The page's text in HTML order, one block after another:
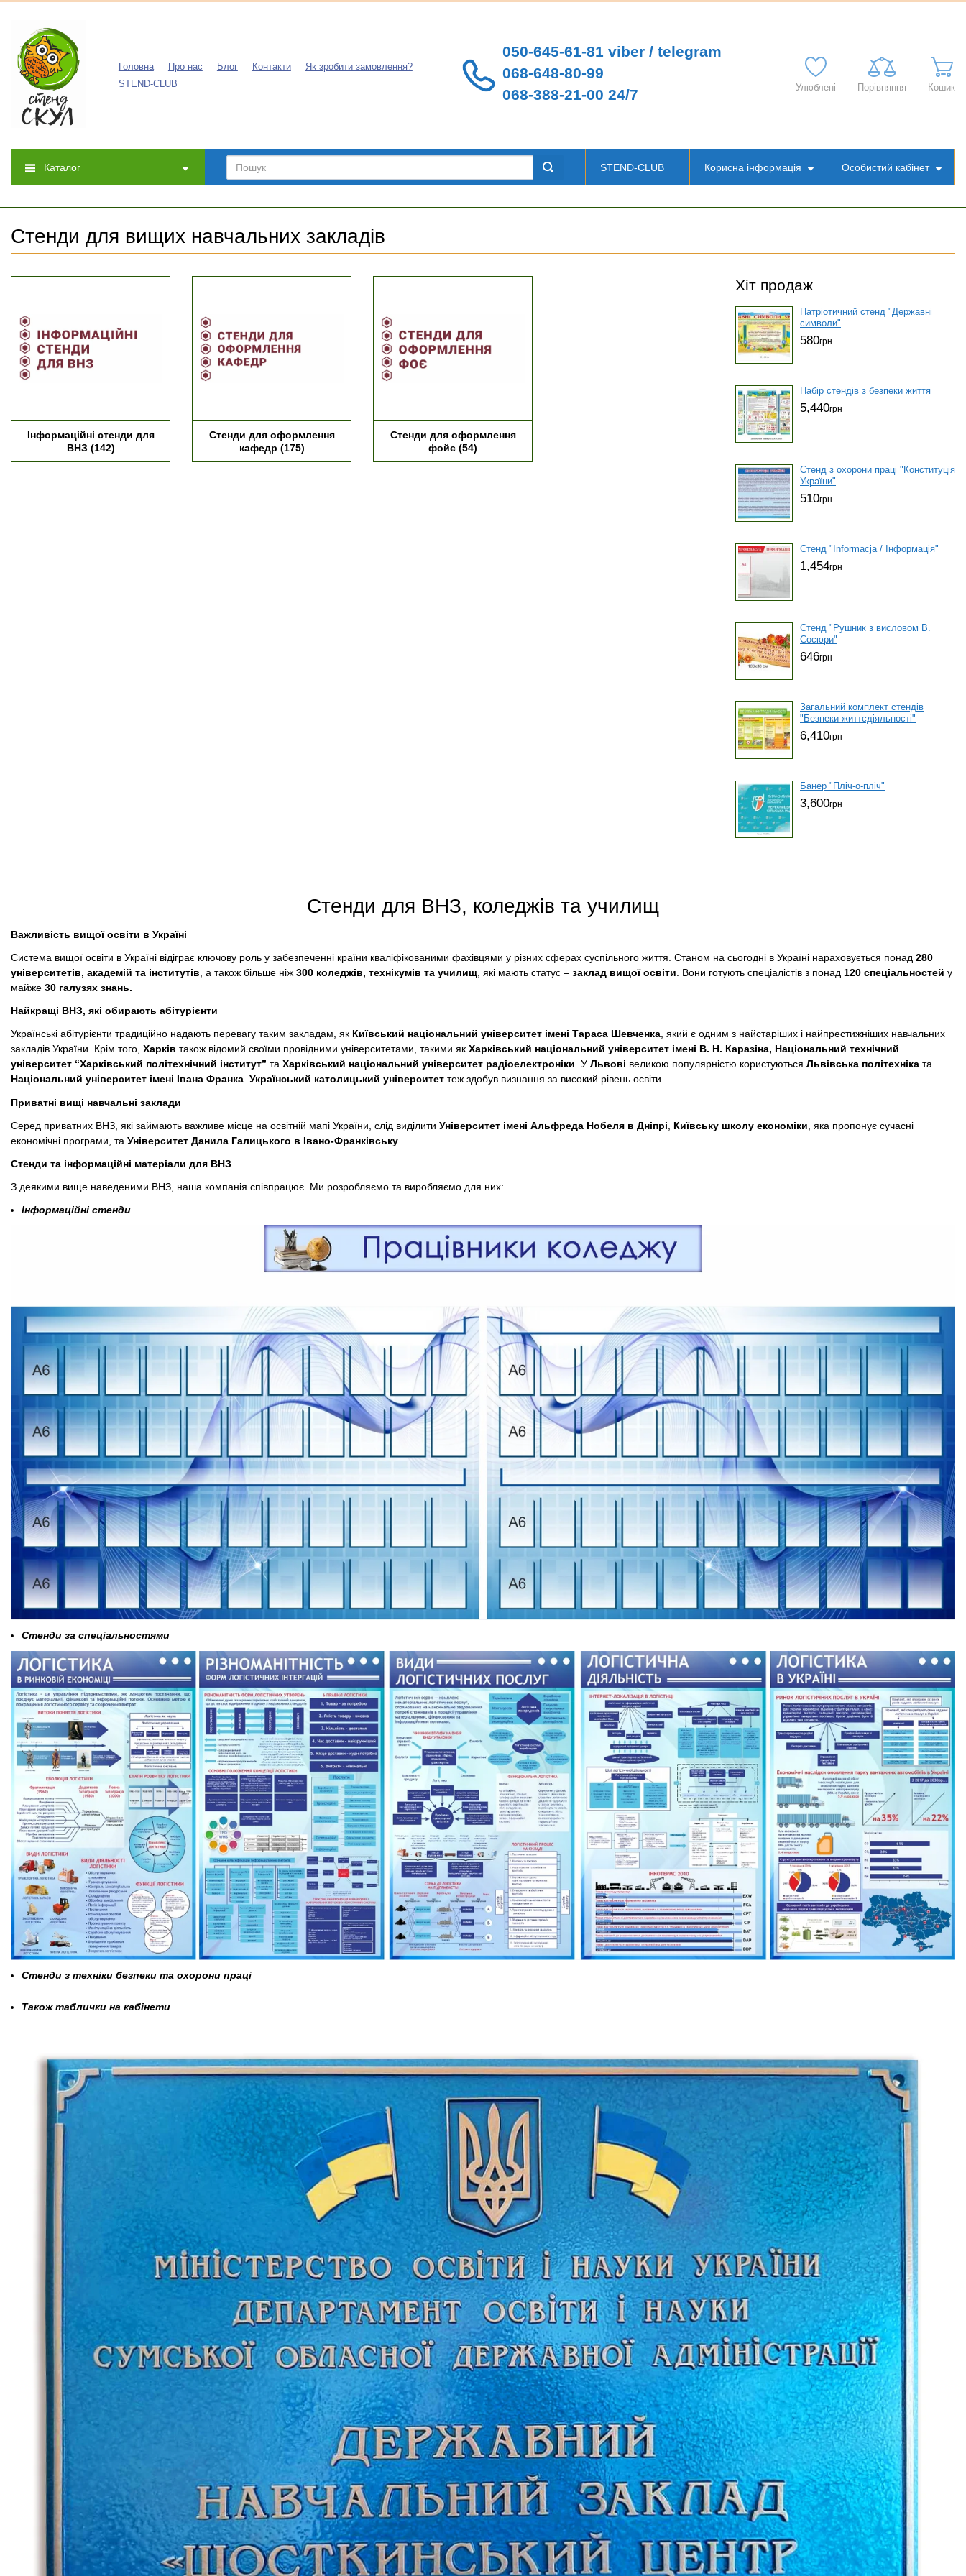
Головна Про нас Блог Контакти
Як зробити замовлення?
STEND-CLUB
050-645-61-81 viber / telegram
068-648-80-99
068-388-21-00 24/7
Улюблені Порівняння Кошик
Каталог STEND-CLUB Корисна інформація Особистий кабінет
Стенди для вищих навчальних закладів
Інформаційні стенди для
ВНЗ (142)
Стенди для оформлення
кафедр (175)
Стенди для оформлення
фойє (54)
Хіт продаж
Патріотичний стенд "Державні
символи"
580грн
Набір стендів з безпеки життя
5,440грн
Стенд з охорони праці "Конституція
України"
510грн
Стенд "Informacja / Інформація"
1,454грн
Стенд "Рушник з висловом В.
Сосюри"
646грн
Загальний комплект стендів
"Безпеки життєдіяльності"
6,410грн
Банер "Пліч-о-пліч"
3,600грн
Стенди для ВНЗ, коледжів та училищ
Важливість вищої освіти в Україні
Система вищої освіти в Україні відіграє ключову роль у забезпеченні країни кваліфікованими фахівцями у різних сферах суспільного життя. Станом на сьогодні в Україні нараховується понад 280
університетів, академій та інститутів , а також більше ніж 300 коледжів, технікумів та училищ , які мають статус – заклад вищої освіти . Вони готують спеціалістів з понад 120 спеціальностей у
майже 30 галузях знань.
Найкращі ВНЗ, які обирають абітурієнти
Українські абітурієнти традиційно надають перевагу таким закладам, як Київський національний університет імені Тараса Шевченка, який є одним з найстаріших і найпрестижніших навчальних
закладів України. Крім того, Харків також відомий своїми провідними університетами, такими як Харківський національний університет імені В. Н. Каразіна, Національний технічний
університет “Харківський політехнічний інститут” та Харківський національний університет радіоелектроніки. У Львові великою популярністю користуються Львівська політехніка та
Національний університет імені Івана Франка. Український католицький університет теж здобув визнання за високий рівень освіти.
Приватні вищі навчальні заклади
Серед приватних ВНЗ, які займають важливе місце на освітній мапі України, слід виділити Університет імені Альфреда Нобеля в Дніпрі Київську школу економіки , яка пропонує сучасні
економічні програми, та Університет Данила Галицького в Івано-Франківську
Стенди та інформаційні матеріали для ВНЗ
З деякими вище наведеними ВНЗ, наша компанія співпрацює. Ми розробляємо та виробляємо для них:
Інформаційні стенди
Стенди за спеціальностями
Стенди з техніки безпеки та охорони праці
Також таблички на кабінети